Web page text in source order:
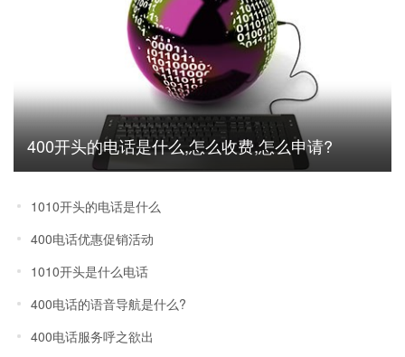
400开头的电话是什么,怎么收费,怎么申请?
1010开头的电话是什么
400电话优惠促销活动
1010开头是什么电话
400电话的语音导航是什么?
400电话服务呼之欲出